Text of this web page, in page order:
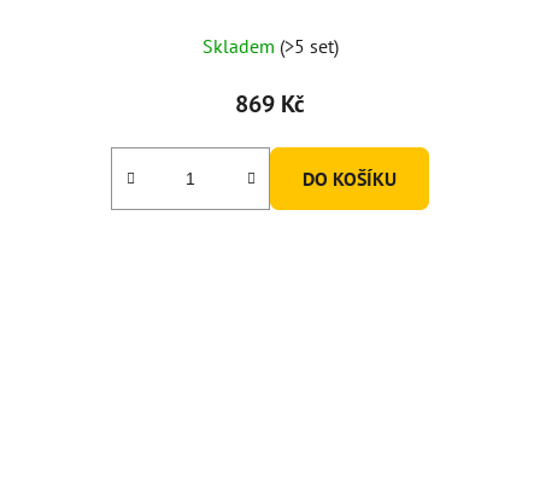
Skladem (>5 set)
869 Kč
DO KOŠÍKU